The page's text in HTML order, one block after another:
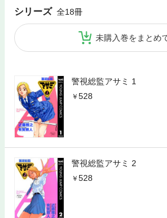
シリーズ 全18冊
未購入巻をまとめ
警視総監アサミ 1
528
警視総監アサミ 2
528